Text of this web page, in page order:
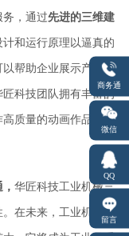
务 ， 通过先进的三维建
计和运行原理以逼真的
帮助企业展示产品的
科技团队拥有丰富的
质量的动画作品，并
华匠科技工业机械三
在未来，工业机械三
商务通
微信
QQ
留言